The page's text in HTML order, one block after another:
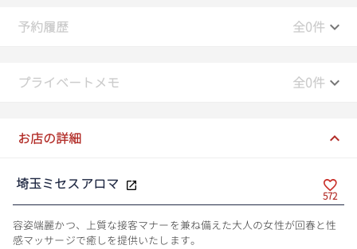
19:50
20:20
20:30
予約履歴 全0件
プライベートメモ 全0件
お店の詳細
埼玉ミセスアロマ
572
容姿端麗かつ、上質な接客マナーを兼ね備えた大人の女性が回春と性
感マッサージで癒しを提供いたします。